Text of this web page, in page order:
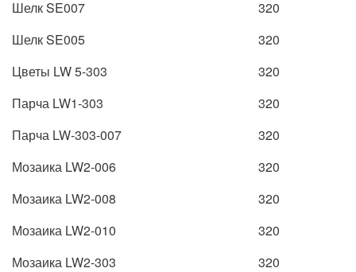
Шелк SE007
320
Шелк SE005
320
Цветы LW 5-303
320
Парча LW1-303
320
Парча LW-303-007
320
Мозаика LW2-006
320
Мозаика LW2-008
320
Мозаика LW2-010
320
Мозаика LW2-303
320